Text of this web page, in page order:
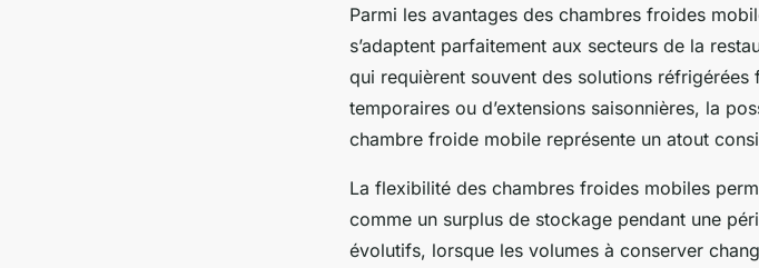
Parmi les avantages des chambres froides
s’adaptent parfaitement aux secteurs de la
qui requièrent souvent des solutions réfrigérées
temporaires ou d’extensions saisonnières, la
chambre froide mobile représente un atout
La flexibilité des chambres froides mobiles
comme un surplus de stockage pendant une
évolutifs, lorsque les volumes à conserver